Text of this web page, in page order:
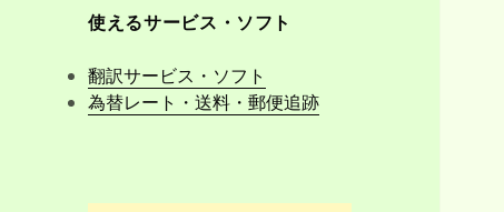
使えるサービス・ソフト
翻訳サービス・ソフト
為替レート・送料・郵便追跡